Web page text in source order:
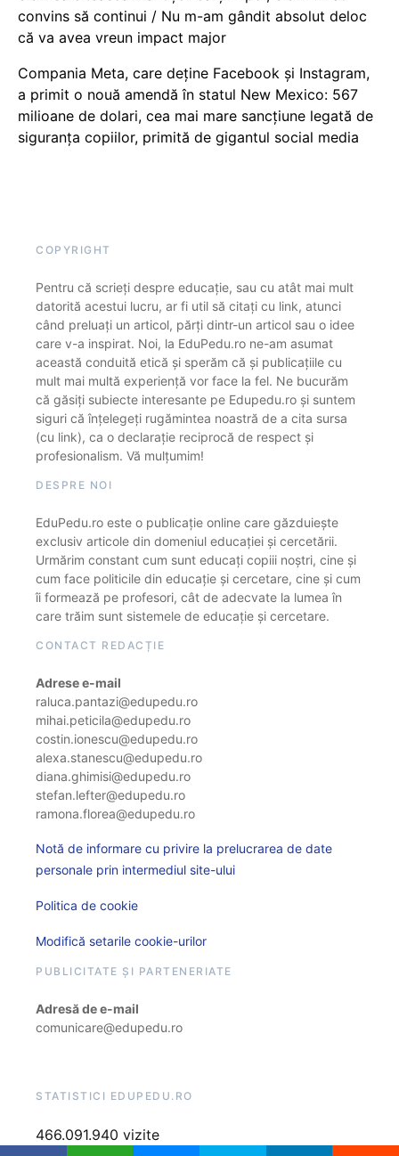
convins să continui / Nu m-am gândit absolut deloc
că va avea vreun impact major
Compania Meta, care deține Facebook și Instagram,
a primit o nouă amendă în statul New Mexico: 567
milioane de dolari, cea mai mare sancțiune legată de
siguranța copiilor, primită de gigantul social media
COPYRIGHT
Pentru că scrieți despre educație, sau cu atât mai mult
datorită acestui lucru, ar fi util să citați cu link, atunci
când preluați un articol, părți dintr-un articol sau o idee
care v-a inspirat. Noi, la EduPedu.ro ne-am asumat
această conduită etică și sperăm că și publicațiile cu
mult mai multă experiență vor face la fel. Ne bucurăm
că găsiți subiecte interesante pe Edupedu.ro și suntem
siguri că înțelegeți rugămintea noastră de a cita sursa
(cu link), ca o declarație reciprocă de respect și
profesionalism. Vă mulțumim!
DESPRE NOI
EduPedu.ro este o publicație online care găzduiește
exclusiv articole din domeniul educației și cercetării.
Urmărim constant cum sunt educați copiii noștri, cine și
cum face politicile din educație și cercetare, cine și cum
îi formează pe profesori, cât de adecvate la lumea în
care trăim sunt sistemele de educație și cercetare.
CONTACT REDACȚIE
Adrese e-mail
raluca.pantazi@edupedu.ro
mihai.peticila@edupedu.ro
costin.ionescu@edupedu.ro
alexa.stanescu@edupedu.ro
diana.ghimisi@edupedu.ro
stefan.lefter@edupedu.ro
ramona.florea@edupedu.ro
Notă de informare cu privire la prelucrarea de date
personale prin intermediul site-ului
Politica de cookie
Modifică setarile cookie-urilor
PUBLICITATE ȘI PARTENERIATE
Adresă de e-mail
comunicare@edupedu.ro
STATISTICI EDUPEDU.RO
466.091.940 vizite